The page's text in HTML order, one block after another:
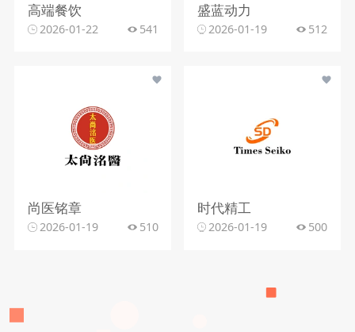
高端餐饮
2026-01-22 541
盛蓝动力
2026-01-19 512
尚医铭章
2026-01-19 510
时代精工
2026-01-19 500